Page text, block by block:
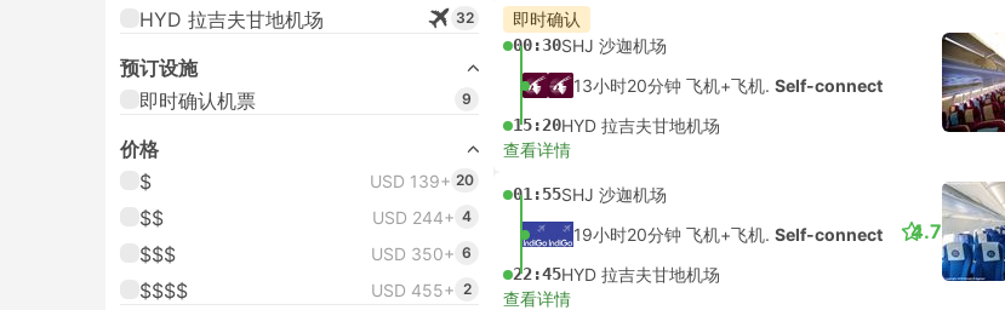
HYD 拉吉夫甘地机场
32
预订设施
即时确认机票
9
价格
$
USD 139+ 20
$$ USD 244+ 4
$$$ USD 350+ 6
$$$$ USD 455+ 2
即时确认
00:30SHJ 沙迦机场
13小时20分钟 飞机+飞机. Self-connect
15:20HYD 拉吉夫甘地机场
查看详情
01:55SHJ 沙迦机场
19小时20分钟 飞机+飞机. Self-connect
22:45HYD 拉吉夫甘地机场
4.7
查看详情